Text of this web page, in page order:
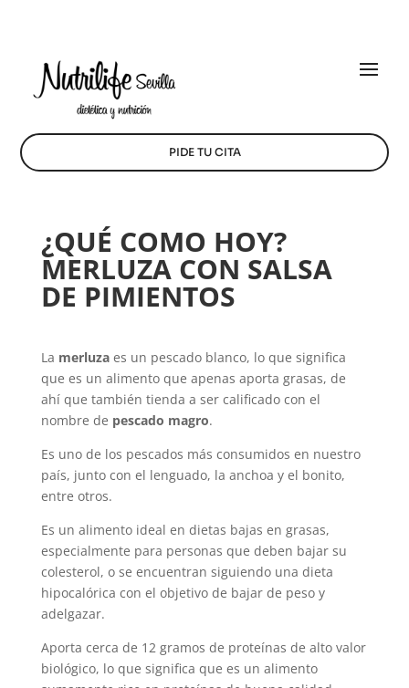
PIDE TU CITA
¿QUÉ COMO HOY?
MERLUZA CON SALSA
DE PIMIENTOS
La merluzaes un pescado blanco, lo que significa
que es un alimento que apenas aporta grasas, de
ahí que también tienda a ser calificado con el
nombre de pescado magro.
Es uno de los pescados más consumidos en nuestro
país, junto con el lenguado, la anchoa y el bonito,
entre otros.
Es un alimento ideal en dietas bajas en grasas,
especialmente para personas que deben bajar su
colesterol, o se encuentran siguiendo una dieta
hipocalórica con el objetivo de bajar de peso y
adelgazar.
Aporta cerca de 12 gramos de proteínas de alto valor
biológico, lo que significa que es un alimento